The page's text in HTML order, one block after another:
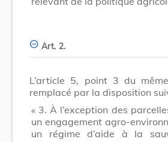
Art. 2.
L’article 5, point 3 du
remplacé par la disposition
« 3. À l’exception des
un engagement agro-
un régime d’aide à la